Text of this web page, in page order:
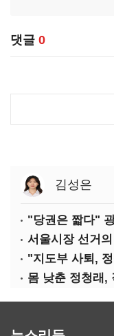
댓글 0
김성은
몸 낮춘 정청래,